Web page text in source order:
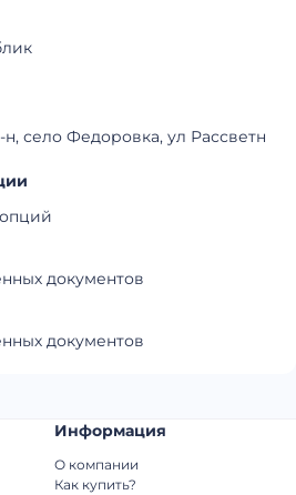
село Федоровка, ул Рассветн
документов
документов
Информация
О компании
Как купить?